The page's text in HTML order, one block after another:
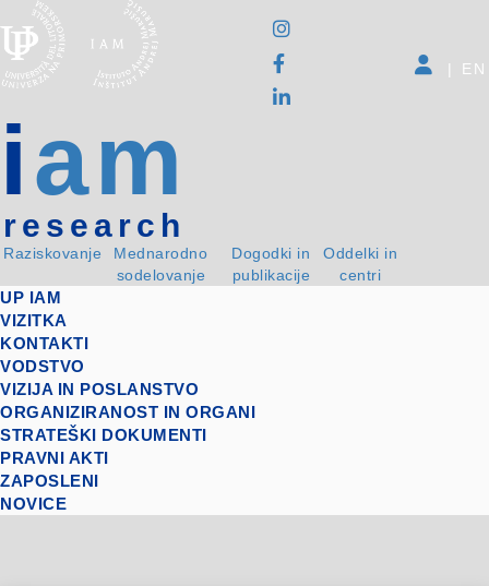
iam
research
Raziskovanje
Mednarodno
sodelovanje
Dogodki in
publikacije
Oddelki in
centri
| EN
UP IAM
VIZITKA
KONTAKTI
VODSTVO
VIZIJA IN POSLANSTVO
ORGANIZIRANOST IN ORGANI
STRATEŠKI DOKUMENTI
PRAVNI AKTI
ZAPOSLENI
NOVICE